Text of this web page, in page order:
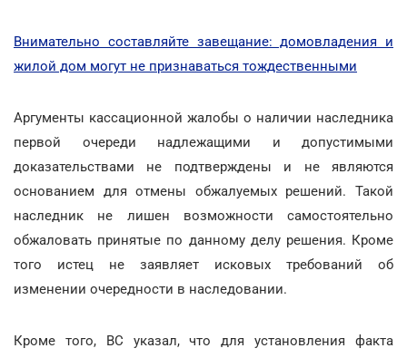
Внимательно составляйте завещание: домовладения и
жилой дом могут не признаваться тождественными
Аргументы кассационной жалобы о наличии наследника
первой очереди надлежащими и допустимыми
доказательствами не подтверждены и не являются
основанием для отмены обжалуемых решений. Такой
наследник не лишен возможности самостоятельно
обжаловать принятые по данному делу решения. Кроме
того истец не заявляет исковых требований об
изменении очередности в наследовании.
Кроме того, ВС указал, что для установления факта